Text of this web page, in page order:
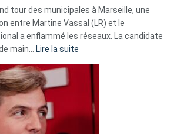
tour des municipales à Marseille, une
entre Martine Vassal (LR) et le
a enflammé les réseaux. La candidate
main… Lire la suite
Martine
Vassal
d’alliance
secrète